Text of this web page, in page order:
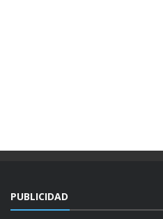
PUBLICIDAD